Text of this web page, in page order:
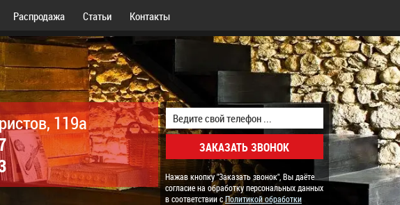
Распродажа Статьи Контакты
119а
Нажав кнопку "Заказать звонок", Вы даёте
согласие на обработку персональных данных
в соответствии сПолитикой обработки